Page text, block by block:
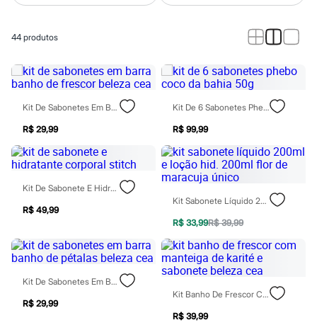
Calças
Jeans
Macacões
Saias
Shorts e Bermudas
Acessórios
Bolsas
Bonés e Chapéus
Bijoux
Cintos
Óculos
Relógios
Calçados
Chinelos
Rasteirinhas
Sapatilhas
Tênis
Marcas
44 produtos
Kit De Sabonetes Em Barra Banho De Frescor Beleza Cea
R$ 29,99
Kit De 6 Sabonetes Phebo Coco Da Bahia 50g
R$ 99,99
Kit De Sabonete E Hidratante Corporal Stitch
R$ 49,99
Kit Sabonete Líquido 200ml E Loção Hid. 200ml Flor De Maracuja Único
R$ 33,99R$ 39,99
Kit De Sabonetes Em Barra Banho De Pétalas Beleza Cea
R$ 29,99
Kit Banho De Frescor Com Manteiga De Karité E Sabonete Beleza Cea
R$ 39,99